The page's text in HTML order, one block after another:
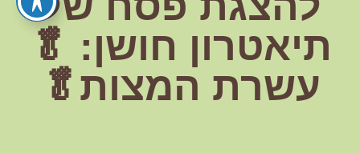
תיאטרון חושן: 🥬
עשרת המצות🥬